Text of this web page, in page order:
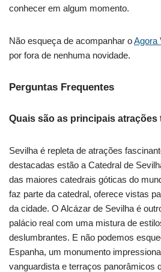
conhecer em algum momento.
Não esqueça de acompanhar oAgora
por fora de nenhuma novidade.
Perguntas Frequentes
Quais são as principais
Sevilha é repleta de atrações
destacadas estão a Catedral de
das maiores catedrais góticas do
faz parte da catedral, oferece vistas
da cidade. O Alcázar de Sevilha é
palácio real com uma mistura de
deslumbrantes. E não podemos
Espanha, um monumento
vanguardista e terraços panorâmicos